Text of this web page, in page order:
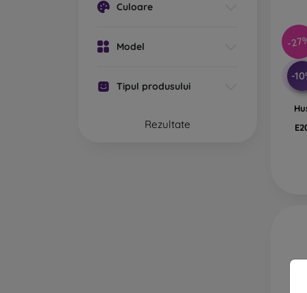
Culoare
Model
Tipul produsului
Rezultate
Din
-
-